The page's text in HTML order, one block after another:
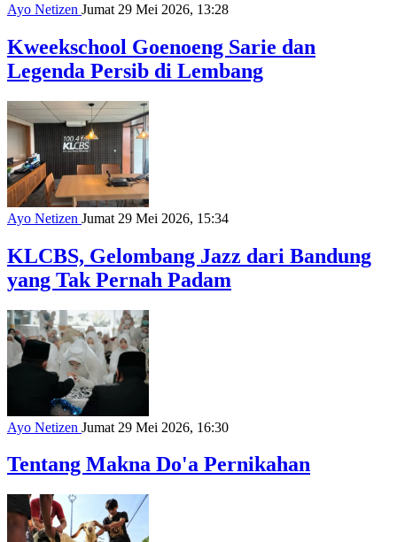
Ayo Netizen Jumat 29 Mei 2026, 13:28
Kweekschool Goenoeng Sarie dan
Legenda Persib di Lembang
Ayo Netizen Jumat 29 Mei 2026, 15:34
KLCBS, Gelombang Jazz dari Bandung
yang Tak Pernah Padam
Ayo Netizen Jumat 29 Mei 2026, 16:30
Tentang Makna Do'a Pernikahan